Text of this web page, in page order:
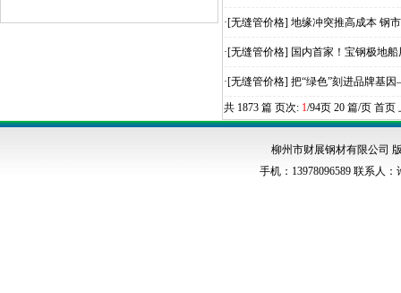
·[无缝管价格] 地缘冲突推高成本 钢
·[无缝管价格] 国内首家！宝钢极地
·[无缝管价格] 把“绿色”刻进品牌基
共 1873 篇 页次: 1/94页 20 篇/页 首页
柳州市财展钢材有限公司
手机：13978096589 联系人